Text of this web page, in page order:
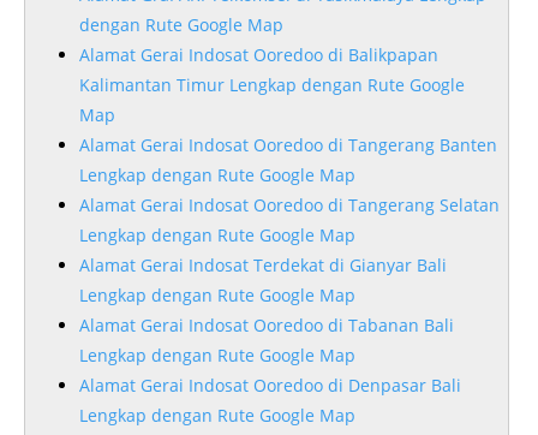
dengan Rute Google Map
Alamat Gerai Indosat Ooredoo di Balikpapan
Kalimantan Timur Lengkap dengan Rute Google
Map
Alamat Gerai Indosat Ooredoo di Tangerang Banten
Lengkap dengan Rute Google Map
Alamat Gerai Indosat Ooredoo di Tangerang Selatan
Lengkap dengan Rute Google Map
Alamat Gerai Indosat Terdekat di Gianyar Bali
Lengkap dengan Rute Google Map
Alamat Gerai Indosat Ooredoo di Tabanan Bali
Lengkap dengan Rute Google Map
Alamat Gerai Indosat Ooredoo di Denpasar Bali
Lengkap dengan Rute Google Map